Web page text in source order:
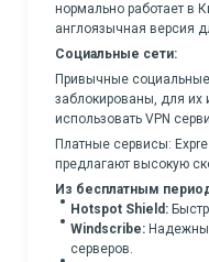
нормально работает в
англоязычная версия
Социальные сети:
Привычные
заблокированы, для их
использовать VPN
Платные сервисы:
предлагают высокую
Из бесплатным
Hotspot Shield:
Windscribe:
серверов.